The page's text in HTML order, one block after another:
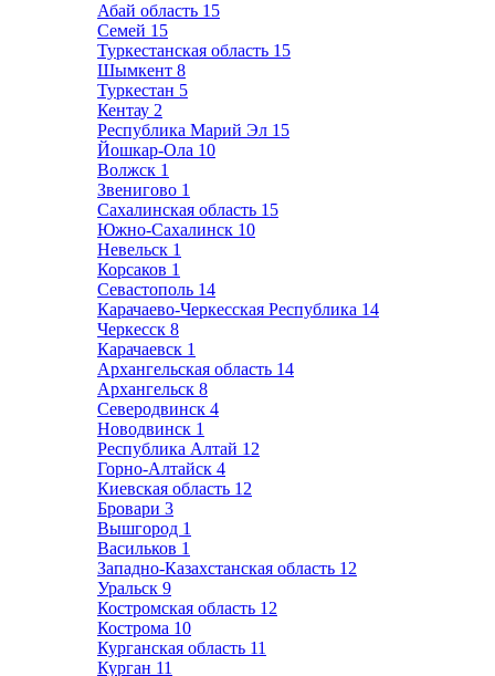
Абай область 15
Семей 15
Туркестанская область 15
Шымкент 8
Туркестан 5
Кентау 2
Республика Марий Эл 15
Йошкар-Ола 10
Волжск 1
Звенигово 1
Сахалинская область 15
Южно-Сахалинск 10
Невельск 1
Корсаков 1
Севастополь 14
Карачаево-Черкесская Республика 14
Черкесск 8
Карачаевск 1
Архангельская область 14
Архангельск 8
Северодвинск 4
Новодвинск 1
Республика Алтай 12
Горно-Алтайск 4
Киевская область 12
Бровари 3
Вышгород 1
Васильков 1
Западно-Казахстанская область 12
Уральск 9
Костромская область 12
Кострома 10
Курганская область 11
Курган 11